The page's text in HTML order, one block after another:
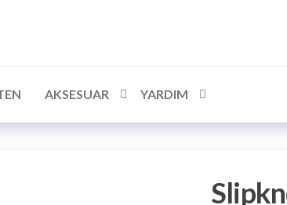
AKSESUAR YARDIM